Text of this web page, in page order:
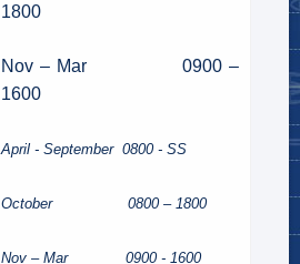
1800
Nov – Mar 0900 –
1600
April - September 0800 - SS
October 0800 – 1800
Nov – Mar 0900 - 1600